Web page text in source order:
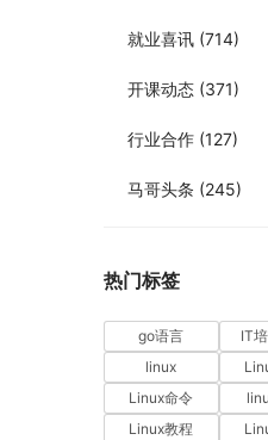
就业喜讯 (714)
开课动态 (371)
行业合作 (127)
马哥头条 (245)
热门标签
go语言 IT
linux
Linux命令
Linux教程